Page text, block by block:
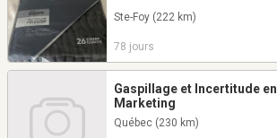
Ste-Foy (222 km)
78 jours
Gaspillage et Incertitude en
Marketing
Québec (230 km)